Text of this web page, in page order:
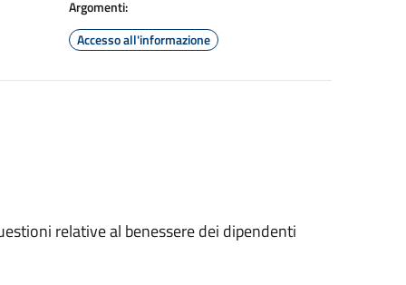
Argomenti:
Accesso all'informazione
relative al benessere dei dipendenti